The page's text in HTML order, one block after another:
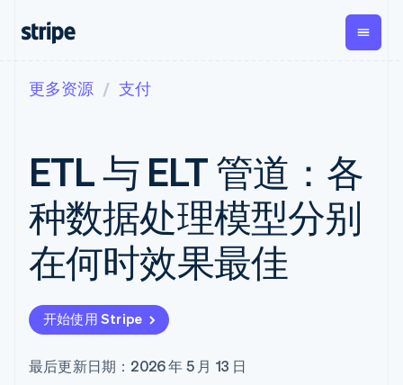
支付
在线支付
Payment links
无代码支付
Checkout
预构建支付界
面
Elements
Payment
methods
接入 125+ 种支
付方式
Terminal
经常性收入
Metronome
按用量计费
Subscriptions
订阅管理
Invoicing
一次性或定期
Tax
销售税和增值
Revenue
Recognition
Global
Payouts
向第三
方打款
Crypto
钱包、
稳定币
按企业阶段
按应用场景
智能体商务
加密货币
电子商务
嵌入式金融
财务自动化
全球化企业
交易市场
文档
库与 SDK
Stripe Apps
指南
接受线上付款
实施预置结账流程
构建平台或交易市场
管理订阅
发行稳定币支持的支付卡
学习
指南
支持
获取支持
托管支持方案
专业服务
公司
更多资源 支付
ETL 与 ELT 管道：各
种数据处理模型分别
在何时效果最佳
开始使用 Stripe
最后更新日期：2026 年 5 月 13 日